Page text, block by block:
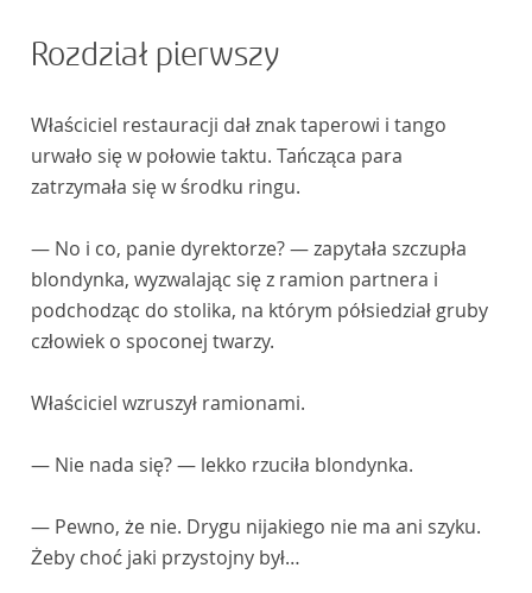
Rozdział pierwszy
Właściciel restauracji dał znak taperowi i tango
urwało się w połowie taktu. Tańcząca para
zatrzymała się w środku ringu.
— No i co, panie dyrektorze? — zapytała szczupła
blondynka, wyzwalając się z ramion partnera i
podchodząc do stolika, na którym półsiedział gruby
człowiek o spoconej twarzy.
Właściciel wzruszył ramionami.
— Nie nada się? — lekko rzuciła blondynka.
— Pewno, że nie. Drygu nijakiego nie ma ani szyku.
Żeby choć jaki przystojny był…